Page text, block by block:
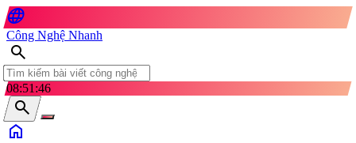
language
Công Nghệ Nhanh
search
08:51:47
search
home